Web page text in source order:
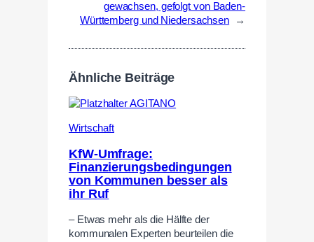
gewachsen, gefolgt von Baden-
Württemberg und Niedersachsen
→
Ähnliche Beiträge
Wirtschaft
KfW-Umfrage:
Finanzierungsbedingungen
von Kommunen besser als
ihr Ruf
– Etwas mehr als die Hälfte der
kommunalen Experten beurteilen die